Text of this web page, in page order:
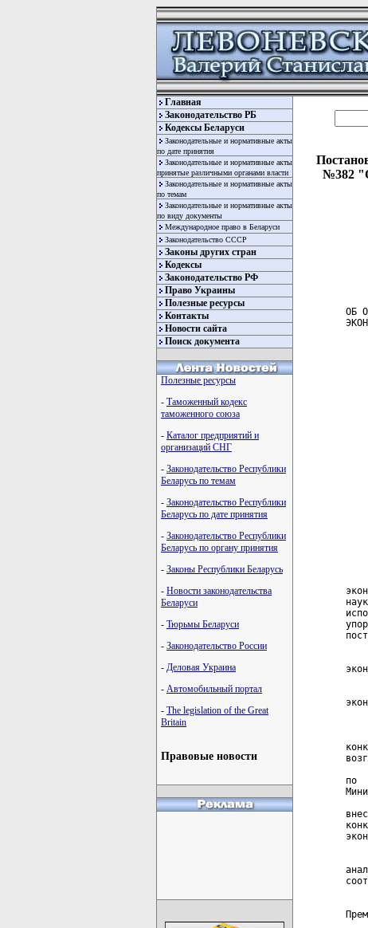
Главная
Законодательство РБ
Кодексы Беларуси
Законодательные и нормативные акты
по дате принятия
Законодательные и нормативные акты
принятые различными органами власти
Законодательные и нормативные акты
по темам
Законодательные и нормативные акты
по виду документы
Международное право в Беларуси
Законодательство СССР
Законы других стран
Кодексы
Законодательство РФ
Право Украины
Полезные ресурсы
Контакты
Новости сайта
Поиск документа
Полезные ресурсы
- Таможенный кодекс
таможенного союза
- Каталог предприятий и
организаций СНГ
- Законодательство Республики
Беларусь по темам
- Законодательство Республики
Беларусь по дате принятия
- Законодательство Республики
Беларусь по органу принятия
- Законы Республики Беларусь
- Новости законодательства
Беларуси
- Тюрьмы Беларуси
- Законодательство России
- Деловая Украина
- Автомобильный портал
- The legislation of the Great
Britain
Правовые новости
№382
ОБ
по